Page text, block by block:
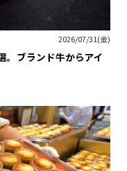
2026/07/31(金)
。ブランド牛からアイ